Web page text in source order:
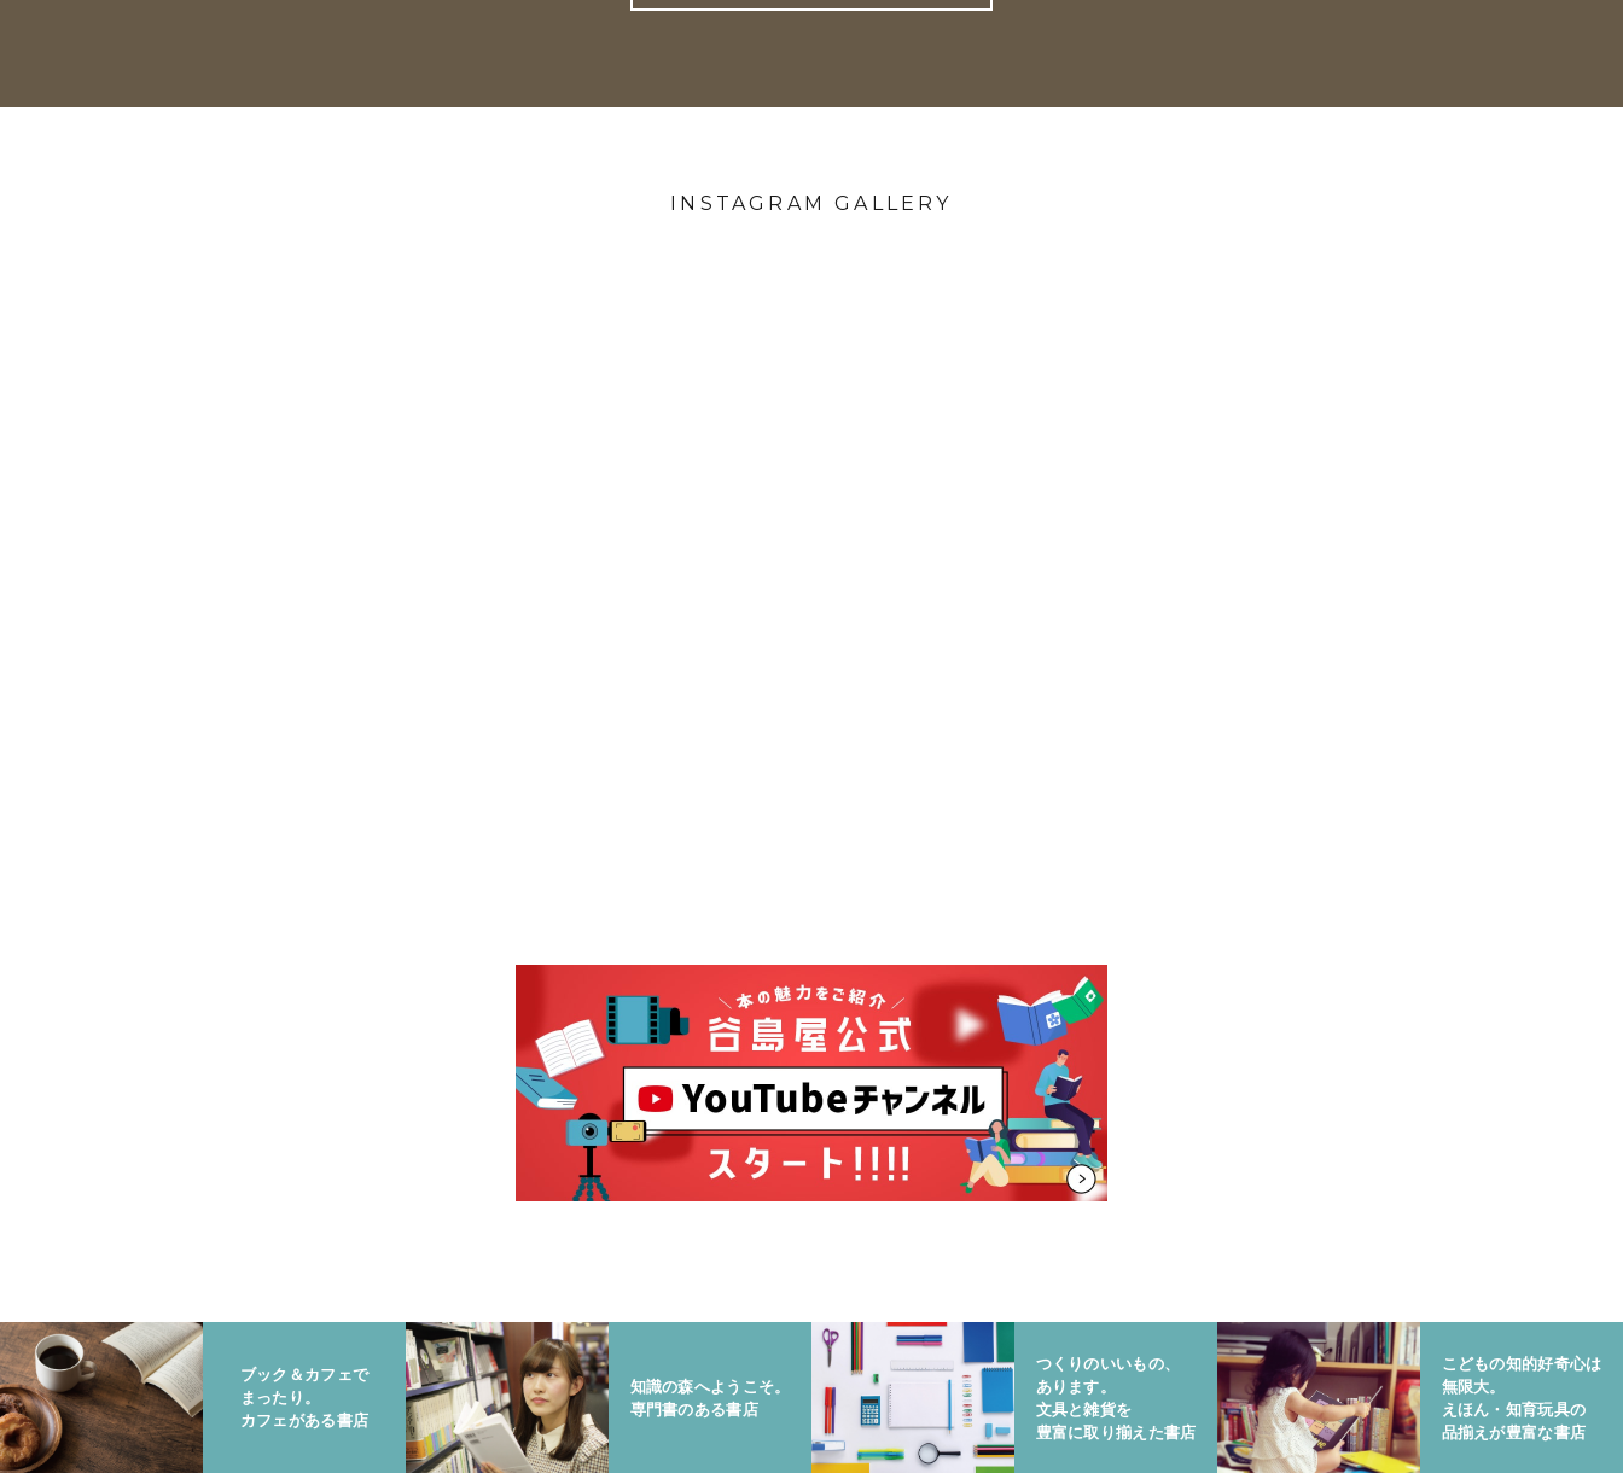
INSTAGRAM GALLERY
ブック＆カフェで
まったり。
カフェがある書店
知識の森へようこそ。
専門書のある書店
つくりのいいもの、
あります。
文具と雑貨を
豊富に取り揃えた書店
こどもの知的好奇心は
無限大。
えほん・知育玩具の
品揃えが豊富な書店